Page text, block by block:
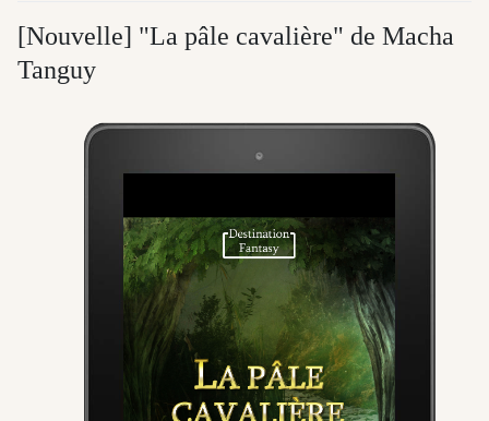
[Nouvelle] "La pâle cavalière" de Macha
Tanguy